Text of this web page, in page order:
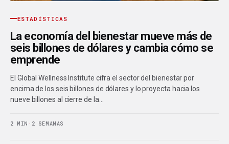
ESTADÍSTICAS
La economía del bienestar mueve más de
seis billones de dólares y cambia cómo se
emprende
El Global Wellness Institute cifra el sector del bienestar por
encima de los seis billones de dólares y lo proyecta hacia los
nueve billones al cierre de la…
2 MIN · 2 SEMANAS